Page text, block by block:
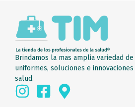
Brindamos la mas amplia variedad
uniformes, soluciones e
salud.